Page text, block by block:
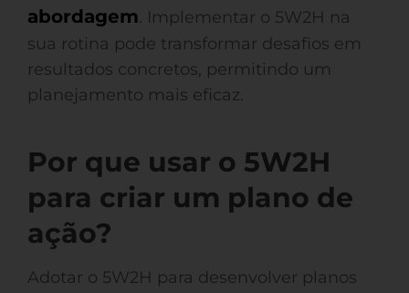
abordagem. Implementar o 5W2H na
sua rotina pode transformar desafios em
resultados concretos, permitindo um
planejamento mais eficaz.
Por que usar o 5W2H
para criar um plano de
ação?
Adotar o 5W2H para desenvolver planos